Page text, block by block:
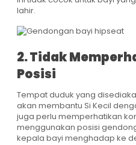
lahir.
2. Tidak
Posisi
Tempat duduk yang
akan membantu Si Kecil
juga perlu memperhatikan
menggunakan posisi
kepala bayi menghadap ke